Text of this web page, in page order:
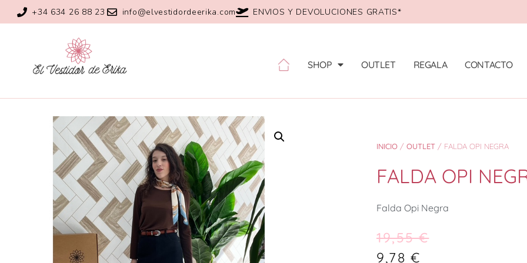
+34 634 26 88 23 info@elvestidordeerika.com ENVIOS Y DEVOLUCIONES GRATIS*
SHOP OUTLET REGALA CONTACTO
INICIO / OUTLET / FALDA OPI NEGRA
FALDA OPI
Falda Opi Negra
19,55€
9,78 €